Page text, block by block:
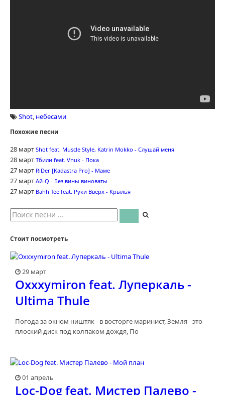
Shot небесами
Похожие песни
28 март Shot feat. Muscle Style, Katrin Mokko - Слушай меня
28 март Тбили feat. Vnuk - Пока
27 март RiDer [Kadastra Pro] - Маме
27 март Ай-Q - Без вины виноваты
27 март Bahh Tee feat. Руки Вверх - Крылья
Стоит посмотреть
29 март
Oxxxymiron feat. Луперкаль -
Ultima Thule
Погода за окном ништяк - в восторге маринист, Земля - это
плоский диск под колпаком дождя, По
01 апрель
Loc-Dog feat. Мистер Палево -